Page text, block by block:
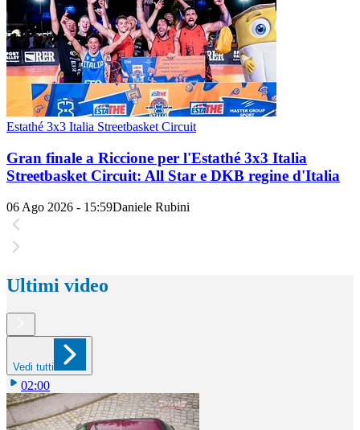
Estathé 3x3 Italia Streetbasket Circuit
Gran finale a Riccione per l'Estathé 3x3 Italia
Streetbasket Circuit: All Star e DKB regine d'Italia
06 Ago 2026 - 15:59Daniele Rubini
Ultimi video
Vedi tutti
02:00